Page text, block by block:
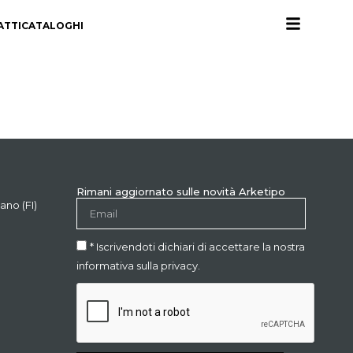
CATALOGHI
(FI)
Rimani aggiornato sulle novità Arketipo
* Iscrivendoti dichiari di accettare la nostra
informativa sulla privacy.